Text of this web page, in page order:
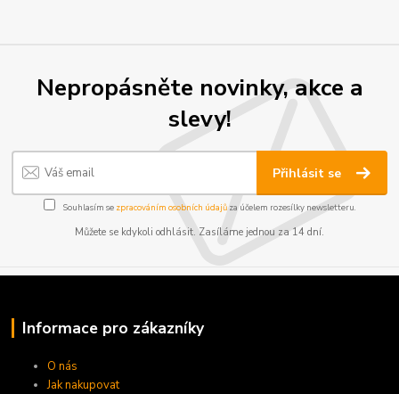
Nepropásněte novinky, akce a
slevy!
Přihlásit se
Souhlasím se zpracováním osobních údajůza účelem rozesílky newsletteru.
Můžete se kdykoli odhlásit. Zasíláme jednou za 14 dní.
Informace pro zákazníky
O nás
Jak nakupovat